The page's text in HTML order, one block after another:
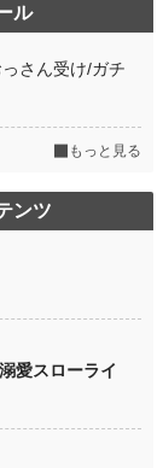
ル
さん受け/ガチ
もっと見る
ンツ
愛スローライ